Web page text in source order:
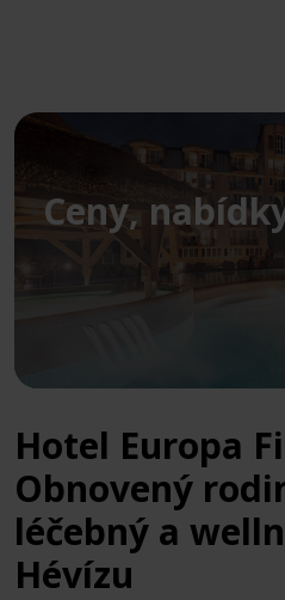
Ceny,
Hotel Europa
Obnovený
léčebný a
Hévízu